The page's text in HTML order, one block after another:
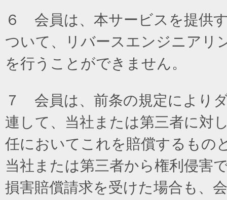
６ 会員は、本サービスを提供
ついて、リバースエンジニアリ
を行うことができません。
７ 会員は、前条の規定により
連して、当社または第三者に対
任においてこれを賠償するもの
当社または第三者から権利侵害
損害賠償請求を受けた場合も、